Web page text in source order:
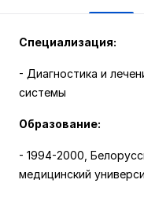
Специализация:
- Диагностика и
системы
Образование:
- 1994-2000,
медицинский